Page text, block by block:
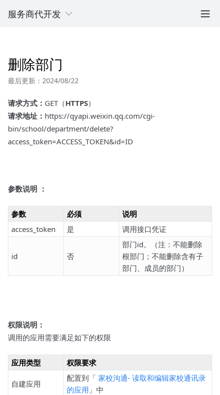
服务商代开发
删除部门
最后更新：2024/08/22
请求方式： GET（HTTPS）
请求地址： https://qyapi.weixin.qq.com/cgi-
bin/school/department/delete?
access_token=ACCESS_TOKEN&id=ID
参数说明 ：
参数 必须
说明
access_token
是 调用接口凭证
id 否
部门id。（注：不能删除
根部门；不能删除含有子
部门、成员的部门）
权限说明：
调用的应用需要满足如下的权限
应用类型 权限要求
自建应用
配置到「 家校沟通- 读取和编辑家校通讯录
的应用 」中